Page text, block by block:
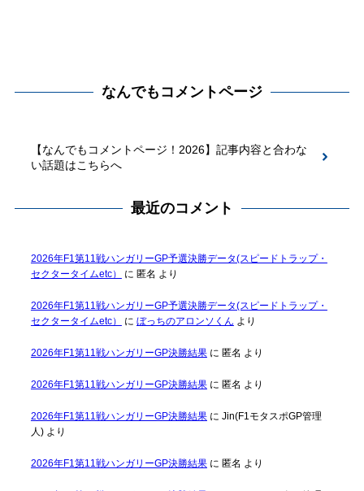
なんでもコメントページ
【なんでもコメントページ！2026】記事内容と合わな
い話題はこちらへ
最近のコメント
2026年F1第11戦ハンガリーGP予選決勝データ(スピードトラップ・
セクタータイムetc）
に 匿名 より
2026年F1第11戦ハンガリーGP予選決勝データ(スピードトラップ・
セクタータイムetc）
に ぼっちのアロンソくん より
2026年F1第11戦ハンガリーGP決勝結果に 匿名 より
2026年F1第11戦ハンガリーGP決勝結果に 匿名 より
2026年F1第11戦ハンガリーGP決勝結果に Jin(F1モタスポGP管理
人)より
2026年F1第11戦ハンガリーGP決勝結果に 匿名 より